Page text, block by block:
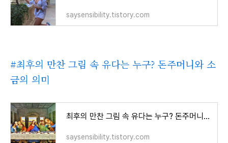
saysensibility.tistory.com
#최후의 만찬 그림 속 유다는 누구? 돈주머니와 소
금의 의미
최후의 만찬 그림 속 유다는 누구? 돈주머니와 소금의 의미
saysensibility.tistory.com